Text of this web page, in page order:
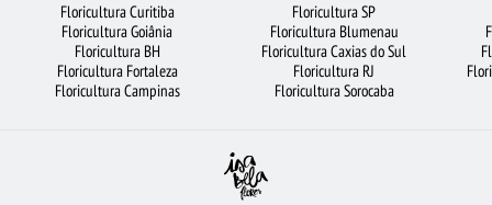
ARRANJO DE FLORES FLORICULTURA CURITIBA FLORICULTURA SANTOS
FLORICULTURA BELÉM FLORICULTURA PORTO ALEGRE
FLORES COLORIDAS
Floricultura Curitiba
Floricultura Goiânia
Floricultura BH
Floricultura Fortaleza
Floricultura Campinas
Floricultura SP
Floricultura Blumenau
Floricultura Caxias do Sul
Floricultura RJ
Floricultura Sorocaba